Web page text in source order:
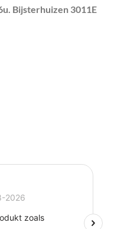
Bijsterhuizen 3011E